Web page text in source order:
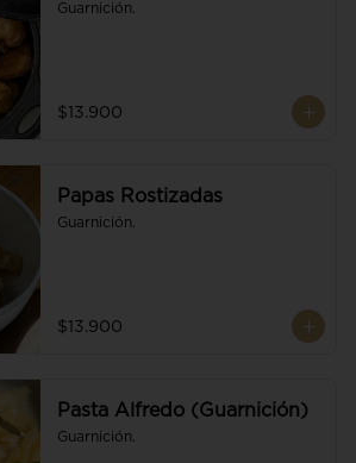
Guarnición.
$13.900
Papas Rostizadas
Guarnición.
$13.900
Pasta Alfredo (Guarnición)
Guarnición.